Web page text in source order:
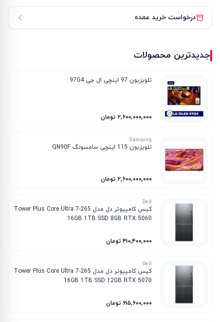
درخواست خرید عمده
جدیدترین محصولات
تلویزیون 97 اینچی ال جی 97G4
۲٬۶۰۰٬۰۰۰٬۰۰۰ تومان
Samsung
تلویزیون 115 اینچی سامسونگ QN90F
۲٬۶۰۰٬۰۰۰٬۰۰۰ تومان
Dell
کیس کامپیوتر دل مدل Tower Plus Core Ultra 7-265
16GB 1TB SSD 8GB RTX 5060
۴۱۰٬۴۰۰٬۰۰۰ تومان
Dell
کیس کامپیوتر دل مدل Tower Plus Core Ultra 7-265
16GB 1TB SSD 12GB RTX 5070
۶۱۵٬۶۰۰٬۰۰۰ تومان